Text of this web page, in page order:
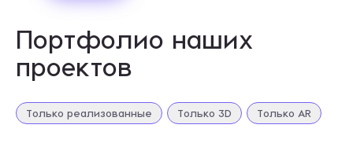
Портфолио наших
проектов
Только реализованные Только 3D Только AR
Нажимая кнопку «Отправить», я даю свое согласие
на обработку моих персональных данных, в соответствии с
Федеральным законом от 27.07.2006 года № 152-ФЗ